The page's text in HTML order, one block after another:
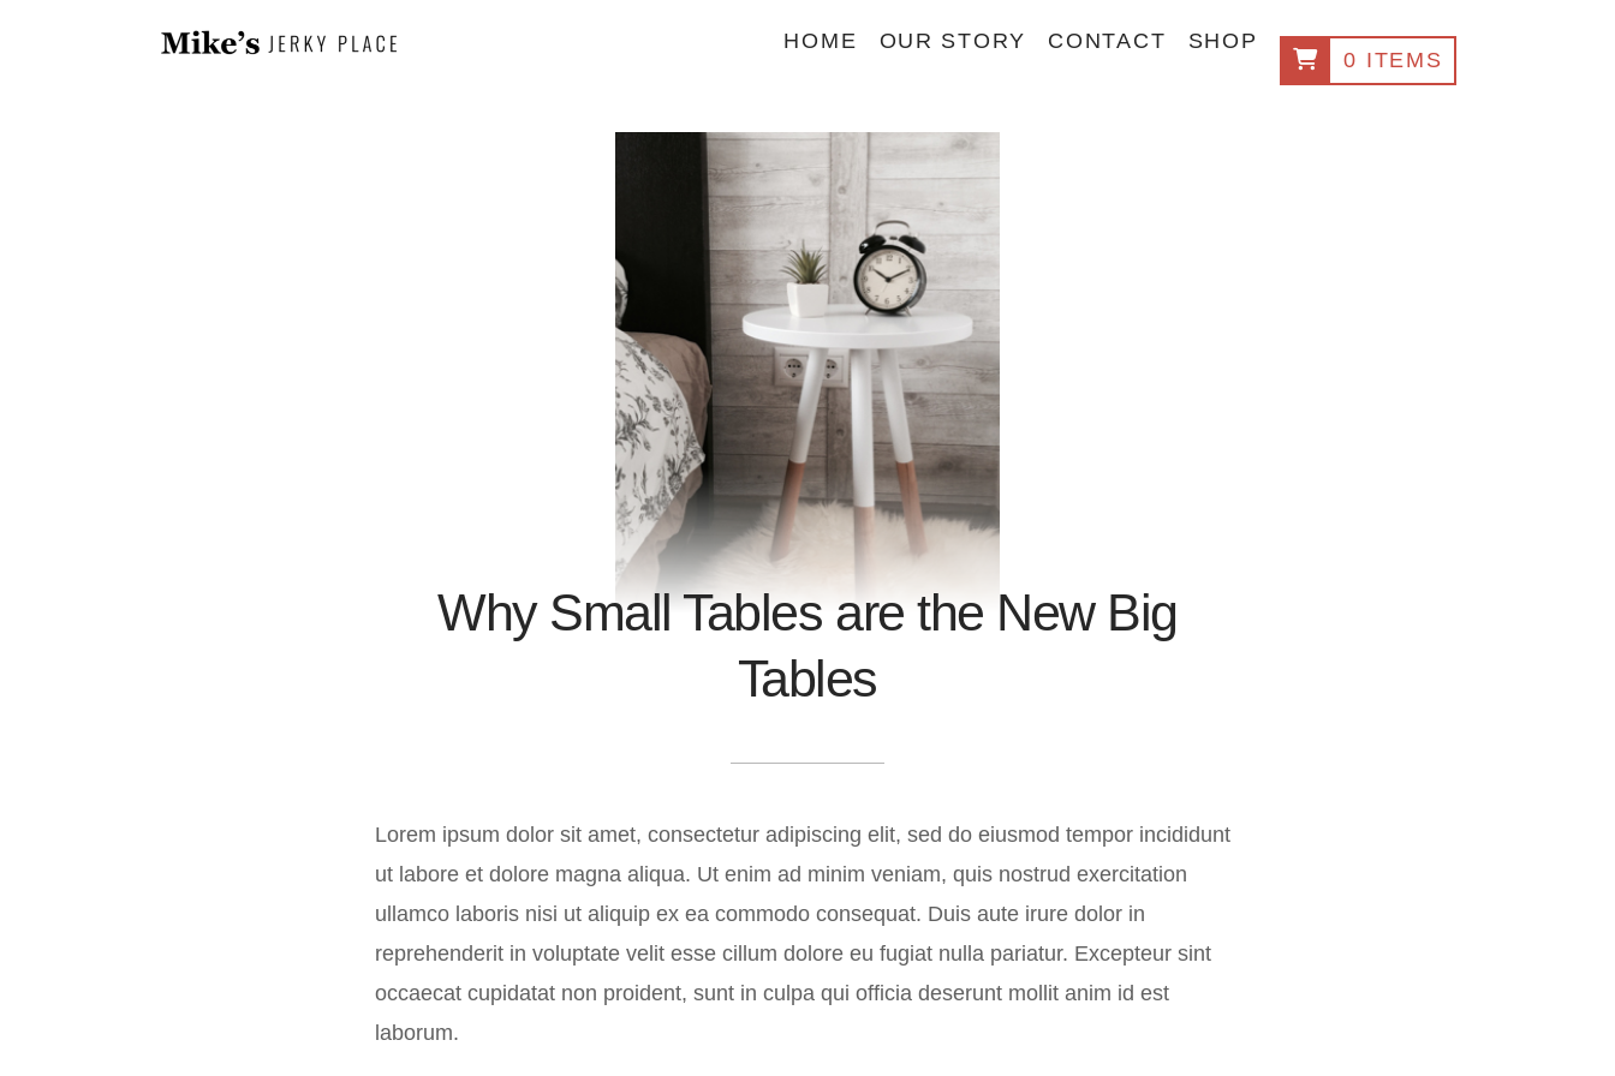
HOME OUR STORY CONTACT
SHOP
0 ITEMS
Why Small Tables are the New Big
Tables
Lorem ipsum dolor sit amet, consectetur adipiscing elit, sed do eiusmod tempor incididunt
ut labore et dolore magna aliqua. Ut enim ad minim veniam, quis nostrud exercitation
ullamco laboris nisi ut aliquip ex ea commodo consequat. Duis aute irure dolor in
reprehenderit in voluptate velit esse cillum dolore eu fugiat nulla pariatur. Excepteur sint
occaecat cupidatat non proident, sunt in culpa qui officia deserunt mollit anim id est
laborum.